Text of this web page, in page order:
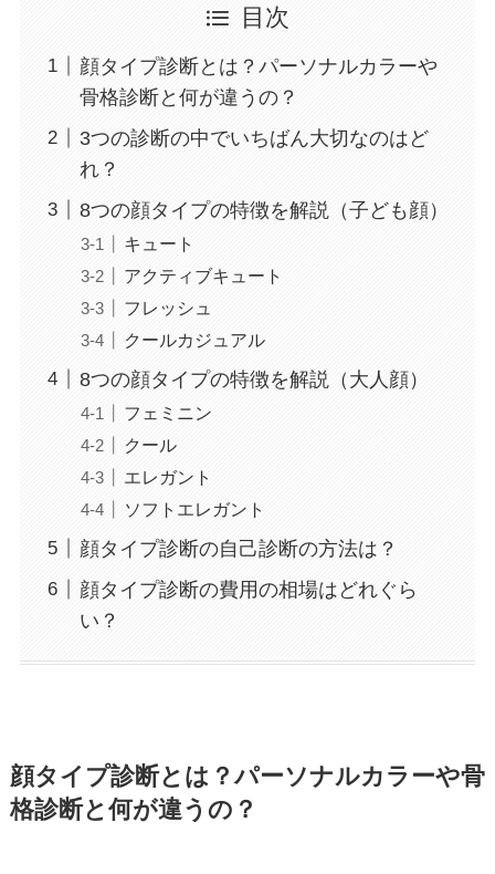
目次
顔タイプ診断とは？パーソナルカラーや
骨格診断と何が違うの？
3つの診断の中でいちばん大切なのはど
れ？
8つの顔タイプの特徴を解説（子ども顔）
キュート
アクティブキュート
フレッシュ
クールカジュアル
8つの顔タイプの特徴を解説（大人顔）
フェミニン
クール
エレガント
ソフトエレガント
顔タイプ診断の自己診断の方法は？
顔タイプ診断の費用の相場はどれぐら
い？
顔タイプ診断とは？パーソナルカラーや骨
格診断と何が違うの？